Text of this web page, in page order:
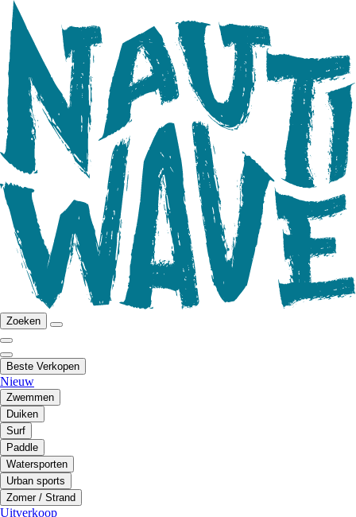
Zoeken
Beste Verkopen
Nieuw
Zwemmen
Duiken
Surf
Paddle
Watersporten
Urban sports
Zomer / Strand
Uitverkoop